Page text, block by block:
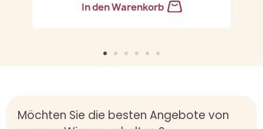
In den Warenkorb
Möchten Sie die besten Angebote von